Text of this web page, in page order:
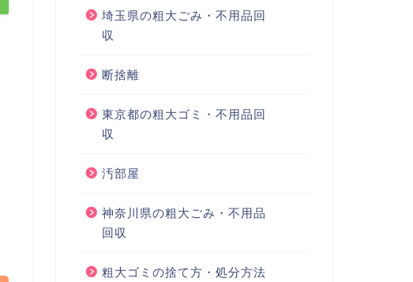
埼玉県の粗大ごみ・不用品回
収
断捨離
東京都の粗大ゴミ・不用品回
収
汚部屋
神奈川県の粗大ごみ・不用品
回収
粗大ゴミの捨て方・処分方法